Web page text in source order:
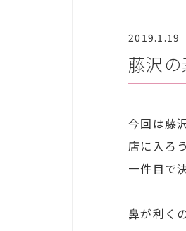
2019.1.19
藤沢
今回は藤
店に入ろ
一件目で
鼻が利く